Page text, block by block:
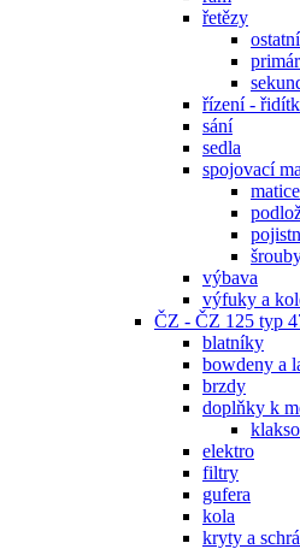
řetězy
řízení -
sání
sedla
spojovací
matice
výbava
výfuky a
ČZ - ČZ 125 typ
blatníky
bowdeny a
brzdy
doplňky k
elektro
filtry
gufera
kola
kryty a